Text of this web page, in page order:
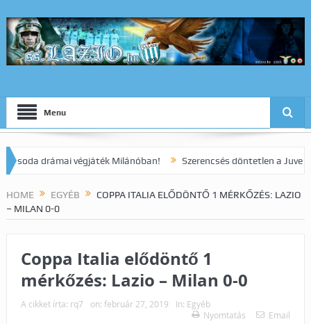
Menu
drámai végjáték Milánóban! Szerencsés döntetlen a Juve elleni
HOME EGYÉB
COPPA ITALIA ELŐDÖNTŐ 1 MÉRKŐZÉS: LAZIO
– MILAN 0-0
Coppa Italia elődöntő 1
mérkőzés: Lazio – Milan 0-0
A cikket írta: rq7 on: február 27, 2019 In: Egyéb
Nyomtatás
Email